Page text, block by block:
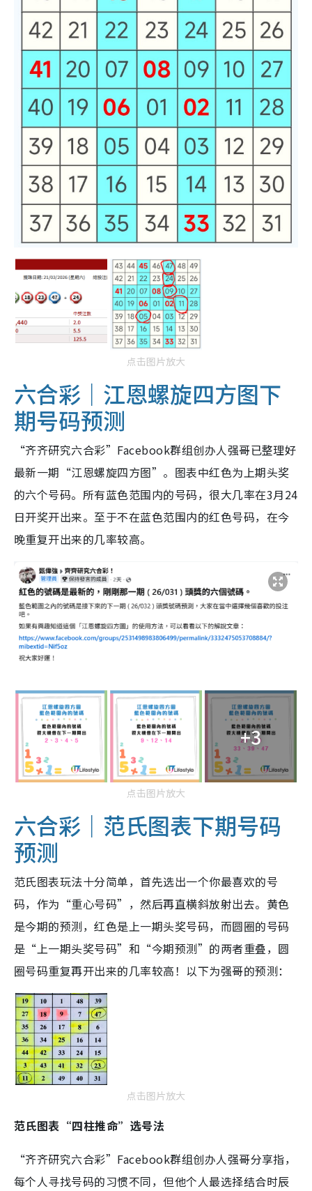
点击图片放大
六合彩｜江恩螺旋四方图下
期号码预测
“齐齐研究六合彩”Facebook群组创办人强哥已整理好
最新一期“江恩螺旋四方图”。图表中红色为上期头奖
的六个号码。所有蓝色范围内的号码，很大几率在3月24
日开奖开出来。至于不在蓝色范围内的红色号码，在今
晚重复开出来的几率较高。
+3
点击图片放大
六合彩｜范氏图表下期号码
预测
范氏图表玩法十分简单，首先选出一个你最喜欢的号
码，作为“重心号码”，然后再直横斜放射出去。黄色
是今期的预测，红色是上一期头奖号码，而圆圈的号码
是“上一期头奖号码”和“今期预测”的两者重叠，圆
圈号码重复再开出来的几率较高！以下为强哥的预测：
点击图片放大
范氏图表“四柱推命”选号法
“齐齐研究六合彩”Facebook群组创办人强哥分享指，
每个人寻找号码的习惯不同，但他个人最选择结合时辰